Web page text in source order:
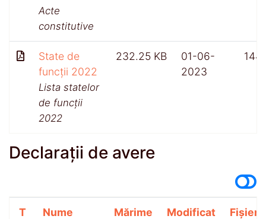
Acte
constitutive
State de
funcții 2022
Lista statelor
de funcții
2022
232.25 KB
01-06-
2023
Declarații de avere
T Nume Mărime
Modificat
Fișiere